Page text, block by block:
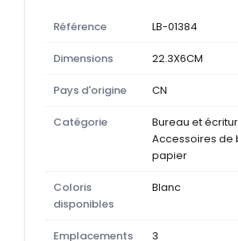
Référence LB-01384
Dimensions 22.3X6CM
Pays d'origine CN
Catégorie
Bureau et
Accessoires de
papier
Coloris
disponibles
Blanc
Emplacements
3